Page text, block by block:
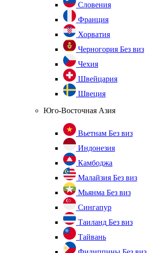
Словения
Франция
Хорватия
Черногория Без виз
Чехия
Швейцария
Швеция
Юго-Восточная Азия
Вьетнам Без виз
Индонезия
Камбоджа
Малайзия Без виз
Мьянма Без виз
Сингапур
Таиланд Без виз
Тайвань